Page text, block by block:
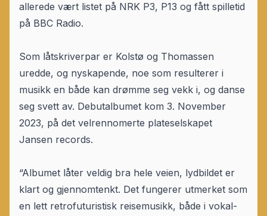
allerede vært listet på NRK P3, P13 og fått spilletid
på BBC Radio.
Som låtskriverpar er Kolstø og Thomassen
uredde, og nyskapende, noe som resulterer i
musikk en både kan drømme seg vekk i, og danse
seg svett av. Debutalbumet kom 3. November
2023, på det velrennomerte plateselskapet
Jansen records.
“Albumet låter veldig bra hele veien, lydbildet er
klart og gjennomtenkt. Det fungerer utmerket som
en lett retrofuturistisk reisemusikk, både i vokal-